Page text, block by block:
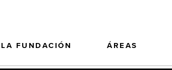
LA FUNDACIÓN ÁREAS